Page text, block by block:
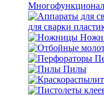
для сварки
Пилы